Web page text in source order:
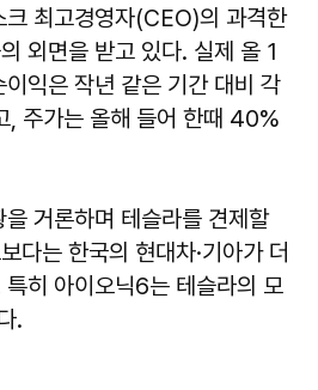
크 최고경영자(CEO)의 과격한
외면을 받고 있다. 실제 올 1
익은 작년 같은 기간 대비 각
주가는 올해 들어 한때 40%
거론하며 테슬라를 견제할
다는 한국의 현대차·기아가 더
히 아이오닉6는 테슬라의 모
.